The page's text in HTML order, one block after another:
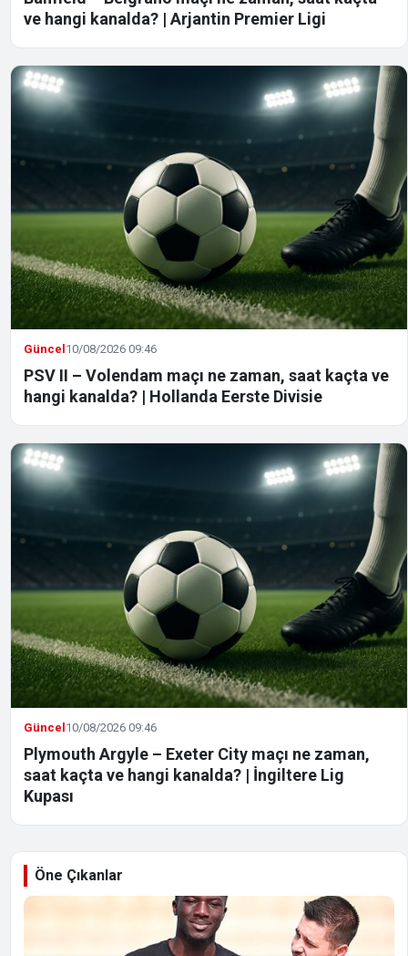
ve hangi kanalda? | Arjantin Premier Ligi
Güncel 10/08/2026 09:46
PSV II – Volendam maçı ne zaman, saat kaçta ve
hangi kanalda? | Hollanda Eerste Divisie
Güncel10/08/2026 09:46
Plymouth Argyle – Exeter City maçı ne zaman,
saat kaçta ve hangi kanalda? | İngiltere Lig
Kupası
Öne Çıkanlar